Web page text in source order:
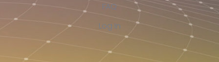
FAQ
Log In